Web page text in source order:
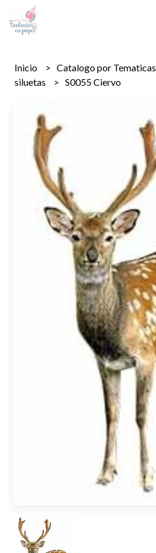
Inicio Catalogo por Tematicas
siluetas
S0055 Ciervo